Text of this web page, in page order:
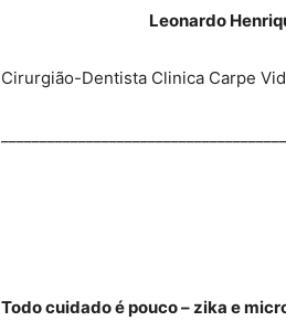
Leonardo
Cirurgião-Dentista Clinica Carpe
Todo cuidado é pouco – zika e